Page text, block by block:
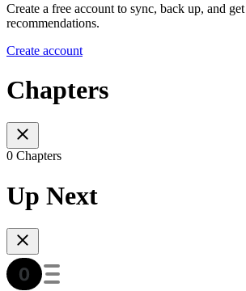
Create a free account to sync, back up, and
recommendations.
Create account
Chapters
0 Chapters
Up Next